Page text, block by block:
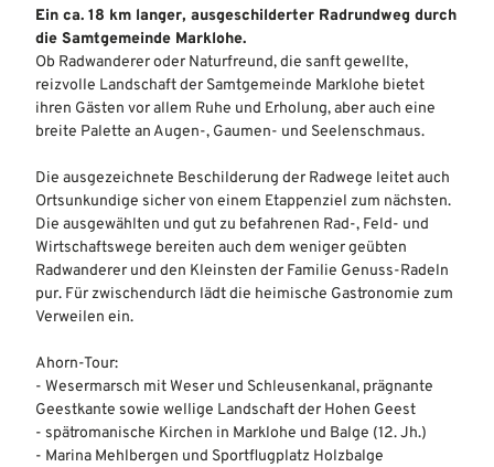
Ein ca. 18 km langer, ausgeschilderter Radrundweg durch
die Samtgemeinde Marklohe.
Ob Radwanderer oder Naturfreund, die sanft gewellte,
reizvolle Landschaft der Samtgemeinde Marklohe bietet
ihren Gästen vor allem Ruhe und Erholung, aber auch eine
breite Palette an Augen-, Gaumen- und Seelenschmaus.
Die ausgezeichnete Beschilderung der Radwege leitet auch
Ortsunkundige sicher von einem Etappenziel zum nächsten.
Die ausgewählten und gut zu befahrenen Rad-, Feld- und
Wirtschaftswege bereiten auch dem weniger geübten
Radwanderer und den Kleinsten der Familie Genuss-Radeln
pur. Für zwischendurch lädt die heimische Gastronomie zum
Verweilen ein.
Ahorn-Tour:
- Wesermarsch mit Weser und Schleusenkanal, prägnante
Geestkante sowie wellige Landschaft der Hohen Geest
- spätromanische Kirchen in Marklohe und Balge (12. Jh.)
- Marina Mehlbergen und Sportflugplatz Holzbalge